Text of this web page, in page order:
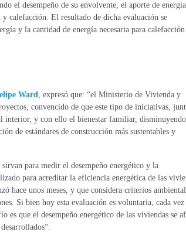
el desempeño de su envolvente, el aporte de
calefacción. El resultado de dicha evaluación se
y la cantidad de energía necesaria para
Ward, expresó que: “el Ministerio de Vivienda y
convencido de que este tipo de iniciativas,
interior, y con ello el bienestar familiar,
de estándares de construcción más sustentables y
para medir el desempeño energético y la
para acreditar la eficiencia energética de las
hace unos meses, y que considera criterios
Si bien hoy esta evaluación es voluntaria, cada vez
que el desempeño energético de las viviendas se